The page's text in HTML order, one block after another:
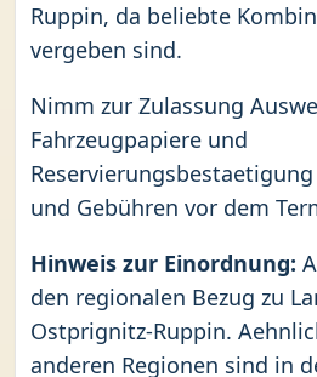
Ruppin, da beliebte
vergeben sind.
Nimm zur Zulassung
Fahrzeugpapiere und
und Gebühren vor dem
Hinweis zur Einordnung:
den regionalen Bezug zu
Ostprignitz-Ruppin.
anderen Regionen sind in